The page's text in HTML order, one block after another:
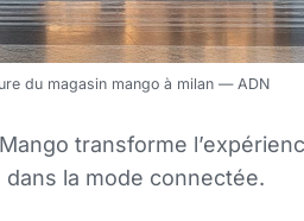
du magasin mango à milan — ADN
transforme
la mode connectée.